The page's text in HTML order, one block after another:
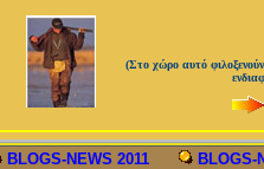
(Στο χώρο αυτό
BLOGS-NEWS 2011
BLOGS-